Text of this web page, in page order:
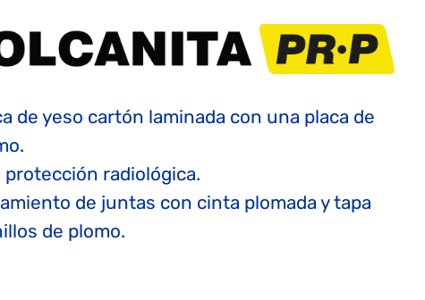
de yeso cartón laminada con una placa de
protección radiológica.
de juntas con cinta plomada y tapa
de plomo.